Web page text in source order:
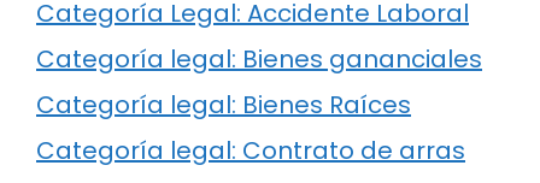
Categoría Legal: Accidente Laboral
Categoría legal: Bienes gananciales
Categoría legal: Bienes Raíces
Categoría legal: Contrato de arras